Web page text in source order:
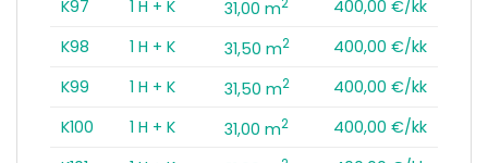
K97
1 H + K 31,00 m
400,00 €/kk
K98
1 H + K 31,50 m2
400,00 €/kk
K99
1 H + K 31,50 m2
400,00 €/kk
K100
1 H + K 31,00 m2
400,00 €/kk